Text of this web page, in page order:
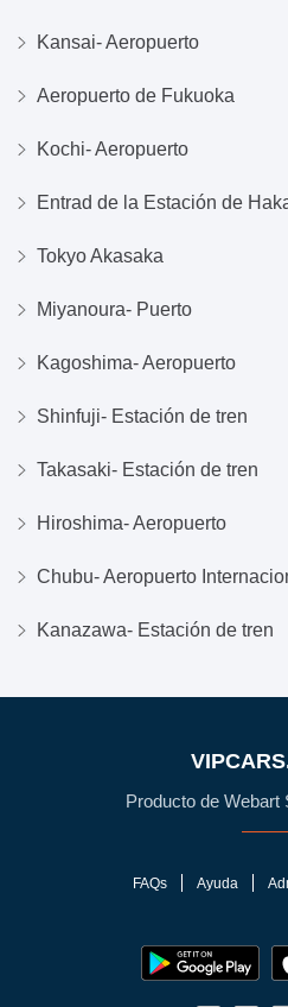
Kansai- Aeropuerto
Aeropuerto de Fukuoka
Kochi- Aeropuerto
Entrad de la Estación de
Tokyo Akasaka
Miyanoura- Puerto
Kagoshima- Aeropuerto
Shinfuji- Estación de tren
Takasaki- Estación de tren
Hiroshima- Aeropuerto
Chubu- Aeropuerto
Kanazawa- Estación de tren
Producto de Webart
FAQs Ayuda